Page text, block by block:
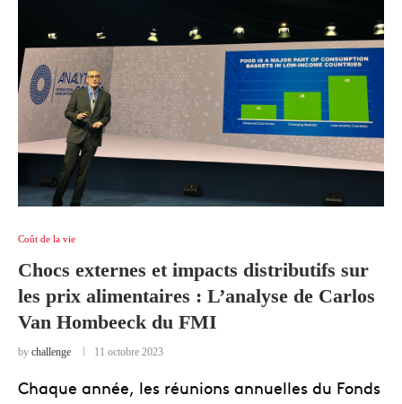
Coût de la vie
Chocs externes et impacts distributifs sur
les prix alimentaires : L’analyse de Carlos
Van Hombeeck du FMI
by challenge 11 octobre 2023
Chaque année, les réunions annuelles du Fonds